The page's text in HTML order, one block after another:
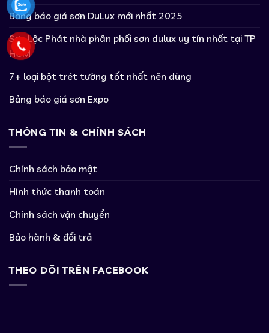
Bảng báo giá sơn DuLux mới nhất 2025
Sơn Lộc Phát nhà phân phối sơn dulux uy tín nhất tại TP
HCM
7+ loại bột trét tường tốt nhất nên dùng
Bảng báo giá sơn Expo
THÔNG TIN & CHÍNH SÁCH
Chính sách bảo mật
Hình thức thanh toán
Chính sách vận chuyển
Bảo hành & đổi trả
THEO DÕI TRÊN FACEBOOK